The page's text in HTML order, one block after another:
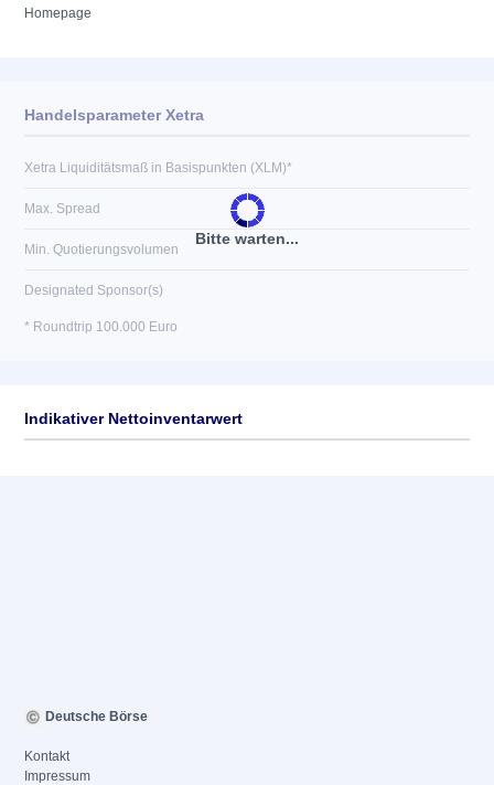
Homepage
Bitte warten...
Handelsparameter Xetra
Xetra Liquiditätsmaß in Basispunkten (XLM)*
Max. Spread
Min. Quotierungsvolumen
Designated Sponsor(s)
* Roundtrip 100.000 Euro
Indikativer Nettoinventarwert
Deutsche Börse
Kontakt
Impressum